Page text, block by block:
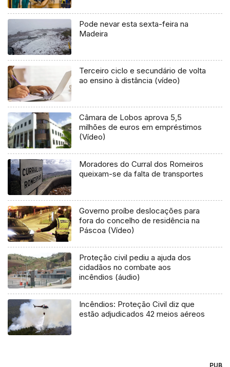
Pode nevar esta sexta-feira na
Madeira
Terceiro ciclo e secundário de volta
ao ensino à distância (vídeo)
Câmara de Lobos aprova 5,5
milhões de euros em empréstimos
(Vídeo)
Moradores do Curral dos Romeiros
queixam-se da falta de transportes
Governo proíbe deslocações para
fora do concelho de residência na
Páscoa (Vídeo)
Proteção civil pediu a ajuda dos
cidadãos no combate aos
incêndios (áudio)
Incêndios: Proteção Civil diz que
estão adjudicados 42 meios aéreos
PUB